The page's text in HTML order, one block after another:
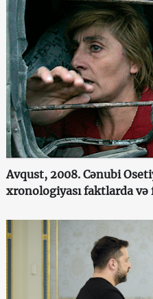
Avqust, 2008. Cənubi
xronologiyası faktlarda